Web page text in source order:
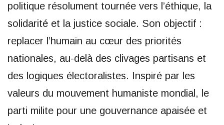
politique résolument tournée vers l’éthique, la
solidarité et la justice sociale. Son objectif :
replacer l’humain au cœur des priorités
nationales, au-delà des clivages partisans et
des logiques électoralistes. Inspiré par les
valeurs du mouvement humaniste mondial, le
parti milite pour une gouvernance apaisée et